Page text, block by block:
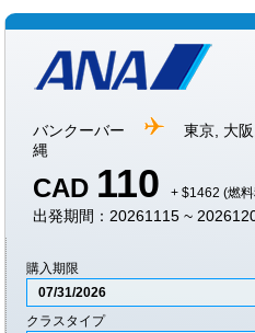
バンクーバー
東京, 大阪,
縄
CAD 110 + $1462 (燃料
出発期間：20261115 ~
購入期限
07/31/2026
クラスタイプ